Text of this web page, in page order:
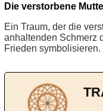
Die verstorbene
Ein Traum, der die
anhaltenden Schmerz
Frieden symbolisieren.